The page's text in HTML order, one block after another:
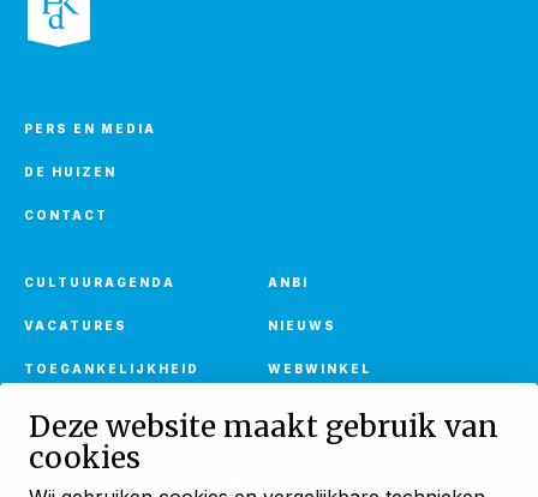
Deze website maakt gebruik van
cookies
PERS EN MEDIA
DE HUIZEN
CONTACT
CULTUURAGENDA
VACATURES
TOEGANKELIJKHEID
ANBI
NIEUWS
WEBWINKEL
Ontvang onze nieuwsbrief